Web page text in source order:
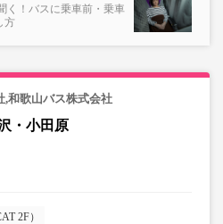
く！バスに乗車前・乗車
方
,和歌山バス株式会社
・小田原
2F）